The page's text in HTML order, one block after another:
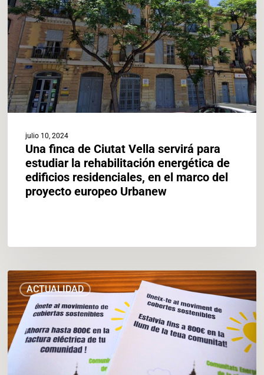
Vella
servirá
para
estudiar
la
rehabilitación
energética
de
edificios
marco
proyecto
julio 10, 2024
Una finca de Ciutat Vella servirá para
estudiar la rehabilitación energética de
edificios residenciales, en el marco del
proyecto europeo Urbanew
ACTUALIDAD
València
refuerza
su
apuesta
por
la